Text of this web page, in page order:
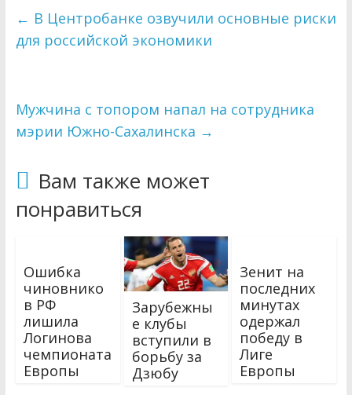
← В Центробанке озвучили основные риски
для российской экономики
Мужчина с топором напал на сотрудника
мэрии Южно-Сахалинска →
Вам также может
понравиться
Ошибка
чиновнико
в РФ
лишила
Логинова
чемпионата
Европы
Зарубежны
е клубы
вступили в
борьбу за
Дзюбу
Зенит на
последних
минутах
одержал
победу в
Лиге
Европы